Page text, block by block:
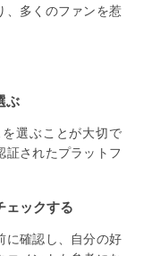
、多くのファンを惹
ぶ
選ぶことが大切で
されたプラットフ
ェックする
に確認し、自分の好